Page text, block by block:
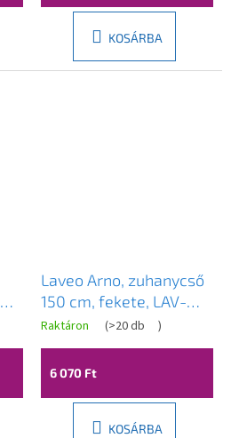
KOSÁRBA
Laveo Arno, zuhanycső
150 cm, fekete, LAV-
CRA_74PD
Raktáron (>20 db )
6 070 Ft
KOSÁRBA